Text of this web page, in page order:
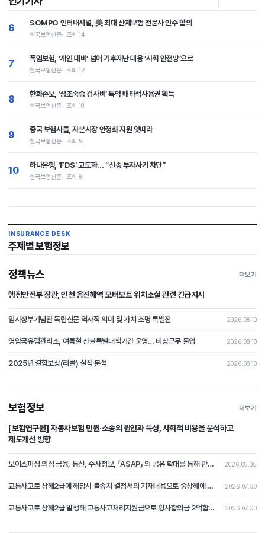
6 SOMPO 인터내셔널, 美 최대 산재보험 전문사 인수 합의
한국보험신문 조회 14
7 폭염보험, ‘개인 대비’ 넘어 기후재난 대응 ‘사회 안전망’으로
한국보험신문 조회 12
8 한화손보, ‘성조숙증 검사비’ 특약 배타적사용권 획득
한국보험신문 조회 10
9 중국 보험사들, 자본시장 안정화 지원 잇따라
한국보험신문 조회 9
10 하나은행, ‘FDS’ 고도화… “신종 투자사기 차단”
한국보험신문 조회 8
INSURANCE DESK
주제별 보험정보
정책뉴스 더보기
행정안전부 장관, 인천 옹진해역 모터보트 위치소실 관련 긴급지시
임시정부기념관 독립신문 역사적 의미 및 가치 조명 특별전 2026.08.10
영암국유림관리소, 여름철 산불특별대책기간 운영… 비상근무 돌입 2026.08.10
2025년 결함보상(리콜) 실적 분석 2026.08.10
보험정보 더보기
[보험연구원] 자동차보험 민원·소송의 원인과 특성, 사회적 비용을 분석하고
제도개선 방향
보이스피싱 의심 금융, 통신, 수사정보, 「ASAP」 의 공유 확대를 통해 관계기관 공동 활용 체계 마련 2026.08.05
교통사고로 상해2급에 해당시 불송치 결정서의 기재내용으로 중상해에 해당하지 않는다는 부분의 주장을 철회하고 형사합의로 본 분쟁조정사례[제2026-4호] 2026.07.30
교통사고로 상해2급 발생해 교통사고처리지원금으로 형사합의금 2억합의후 불송치시 형사합의에 대한 쟁점 논쟁이 된 분쟁조정사례 [제2026-3호] 2026.07.30